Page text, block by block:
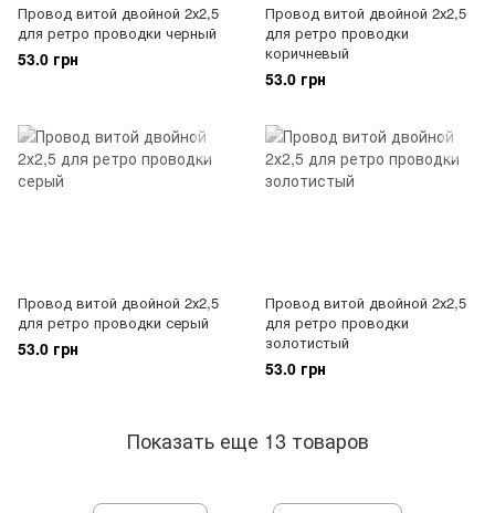
Провод витой двойной 2х2,5
для ретро проводки черный
53.0 грн
Провод витой двойной 2х2,5
для ретро проводки
коричневый
53.0 грн
Провод витой двойной 2х2,5
для ретро проводки серый
53.0 грн
Провод витой двойной 2х2,5
для ретро проводки
золотистый
53.0 грн
Показать еще 13 товаров